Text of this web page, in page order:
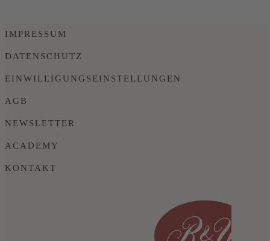
IMPRESSUM
DATENSCHUTZ
EINWILLIGUNGSEINSTELLUNGEN
AGB
NEWSLETTER
ACADEMY
KONTAKT